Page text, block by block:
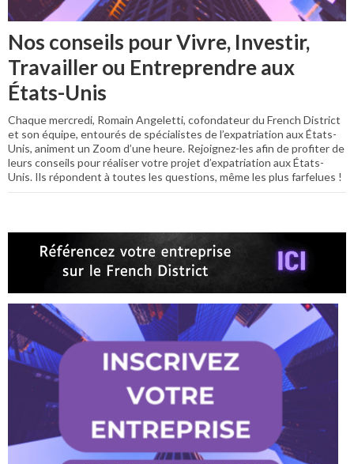
Nos conseils pour Vivre, Investir,
Travailler ou Entreprendre aux
États-Unis
Chaque mercredi, Romain Angeletti, cofondateur du French District
et son équipe, entourés de spécialistes de l’expatriation aux États-
Unis, animent un Zoom d’une heure. Rejoignez-les afin de profiter de
leurs conseils pour réaliser votre projet d’expatriation aux États-
Unis. Ils répondent à toutes les questions, même les plus farfelues !